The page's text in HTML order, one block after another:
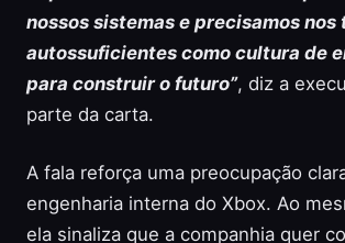
nossos sistemas e precisamos nos
autossuficientes como cultura de
para construir o futuro”, diz a
parte da carta.
A fala reforça uma preocupação
engenharia interna do Xbox. Ao
ela sinaliza que a companhia quer